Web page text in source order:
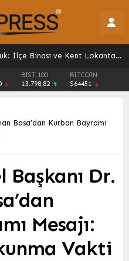
Pazar’da Yeni Bir Soluk: İlçe Binası ve Kent Lokantası Hizmete Açıldı
BIST 100
13.798,82
BITCOIN
$64451
Basa’dan Kurban Bayramı
Başkanı Dr.
Mesajı:
Vakti